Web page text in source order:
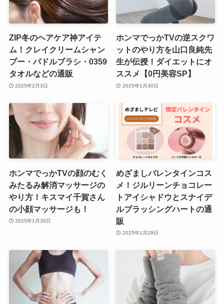
ZIP冬のヘアケア神アイテ
ム！クレイクリームシャン
プー・パドルブラシ・0359
タオルなどの通販
2025年2月3日
ホンマでっかTVの逆スクワ
ットのやり方を山口良純先
生が伝授！ダイエットにオ
ススメ【0円美容SP】
2025年1月30日
ホンマでっかTVの顔のむく
みたるみ解消マッサージの
やり方！キスマイ千賀さん
の小顔マッサージも！
2025年1月30日
めざましバレンタインコス
メ！ジルリーンチョコレー
トアイシャドウとスナイデ
ルブラッシングハートの通
販
2025年1月29日